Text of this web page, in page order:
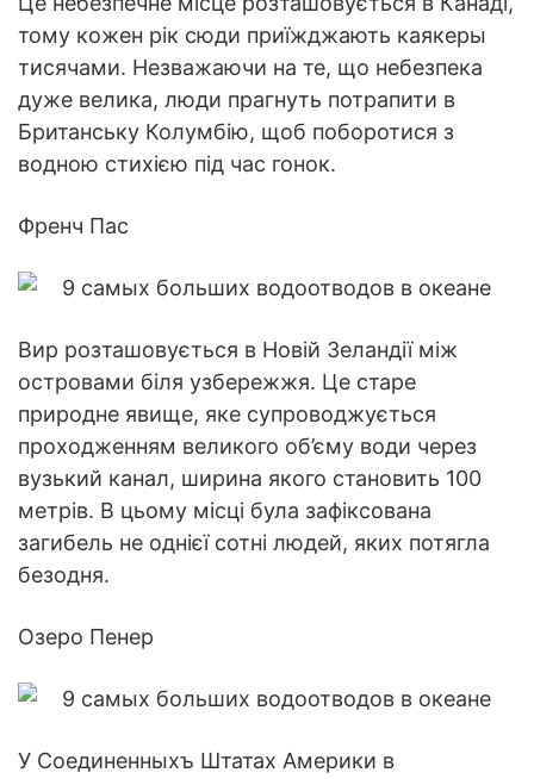
тому кожен рік сюди приїжджають каякеры
тисячами. Незважаючи на те, що небезпека
дуже велика, люди прагнуть потрапити в
Британську Колумбію, щоб поборотися з
водною стихією під час гонок.
Френч Пас
Вир розташовується в Новій Зеландії між
островами біля узбережжя. Це старе
природне явище, яке супроводжується
проходженням великого об’єму води через
вузький канал, ширина якого становить 100
метрів. В цьому місці була зафіксована
загибель не однієї сотні людей, яких потягла
безодня.
Озеро Пенер
У Соединенныхъ Штатах Америки в